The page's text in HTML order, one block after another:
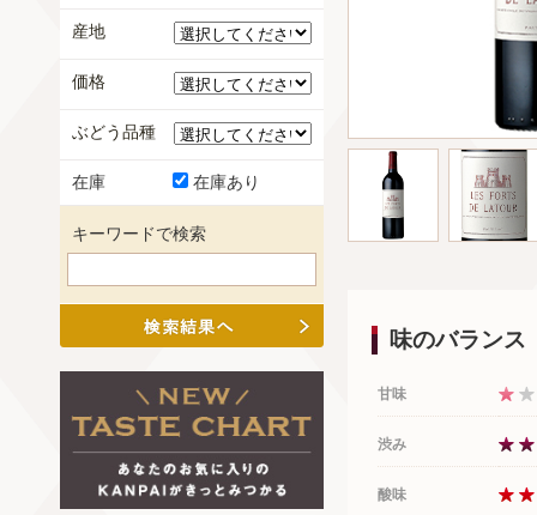
味のバランス
甘味
渋み
酸味
産地
価格
ぶどう品種
在庫 在庫あり
キーワードで検索